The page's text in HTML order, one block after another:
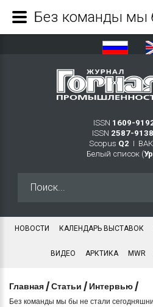
ISSN 1609-
ISSN 2587-9138
Scopus Q2 Ι
Белый список (
НОВОСТИ КАЛЕНДАРЬ ВЫСТАВОК
ВИДЕО АРКТИКА MWR
Главная /Статьи / Интервью /
Без команды мы бы не стали